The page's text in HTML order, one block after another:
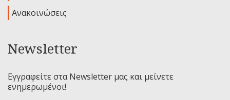
Ανακοινώσεις
Newsletter
Εγγραφείτε στα Newsletter μας και μείνετε
ενημερωμένοι!